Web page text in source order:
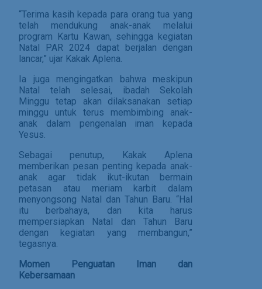
“Terima kasih kepada para orang tua yang
telah mendukung anak-anak melalui
program Kartu Kawan, sehingga kegiatan
Natal PAR 2024 dapat berjalan dengan
lancar,” ujar Kakak Aplena.
Ia juga mengingatkan bahwa meskipun
Natal telah selesai, ibadah Sekolah
Minggu tetap akan dilaksanakan setiap
minggu untuk terus membimbing anak-
anak dalam pengenalan iman kepada
Yesus.
Sebagai penutup, Kakak Aplena
memberikan pesan penting kepada anak-
anak agar tidak ikut-ikutan bermain
petasan atau meriam karbit dalam
menyongsong Natal dan Tahun Baru. “Hal
itu berbahaya, dan kita harus
mempersiapkan Natal dan Tahun Baru
dengan kegiatan yang membangun,”
tegasnya.
Momen Penguatan Iman dan
Kebersamaan